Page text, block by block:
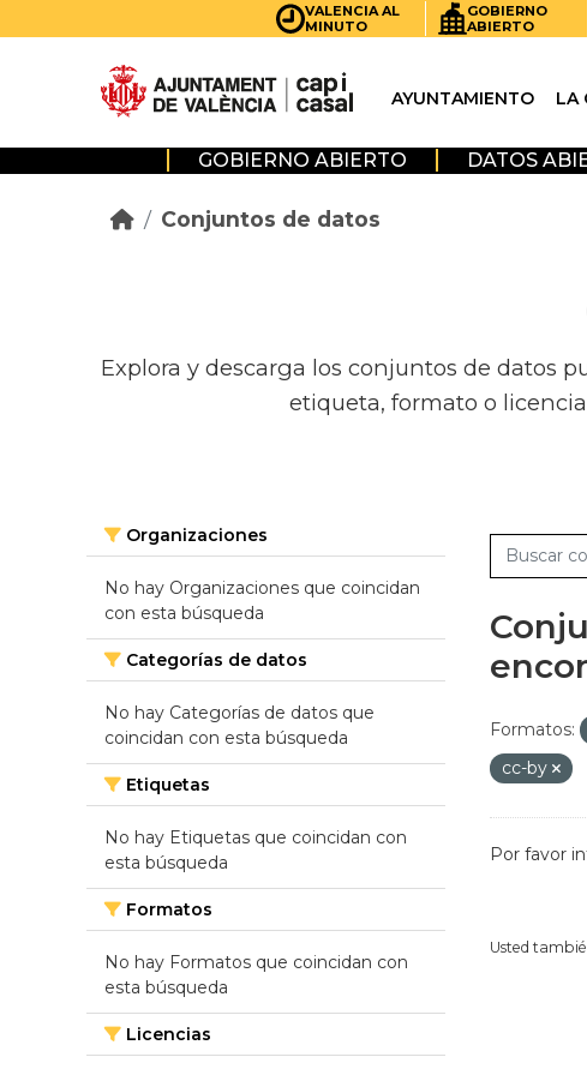
VALENCIA AL
MINUTO
GOBIERNO
ABIERTO
AYUNTAMIENTO LA
GOBIERNO ABIERTO DATOS
Conjuntos de datos
Explora y descarga los conjuntos de datos
etiqueta, formato o
Organizaciones
No hay Organizaciones que coincidan
con esta búsqueda
Categorías de datos
No hay Categorías de datos que
coincidan con esta búsqueda
Etiquetas
No hay Etiquetas que coincidan con
esta búsqueda
Formatos
No hay Formatos que coincidan con
esta búsqueda
Licencias
Formatos:
cc-by
Por favor
Usted